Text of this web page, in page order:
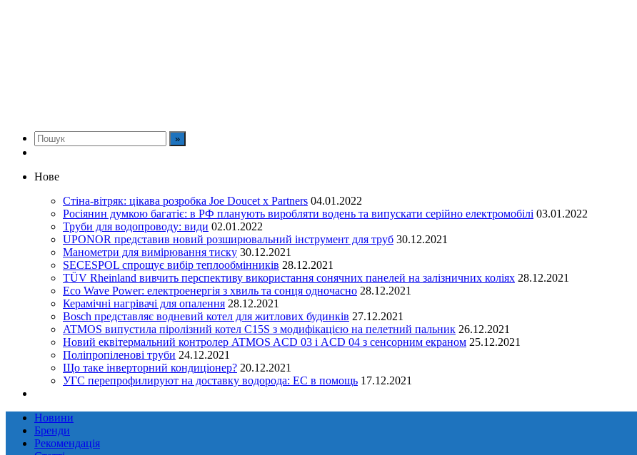
Нове
Стіна-вітряк: цікава розробка Joe Doucet x Partners 04.01.2022
Росіянин думкою багатіє: в РФ планують виробляти водень та випускати серійно електромобілі 03.01.2022
Труби для водопроводу: види 02.01.2022
UPONOR представив новий розширювальний інструмент для труб 30.12.2021
Манометри для вимірювання тиску 30.12.2021
SECESPOL спрощує вибір теплообмінників 28.12.2021
TÜV Rheinland вивчить перспективу використання сонячних панелей на залізничних коліях 28.12.2021
Eco Wave Power: електроенергія з хвиль та сонця одночасно 28.12.2021
Керамічні нагрівачі для опалення 28.12.2021
Bosch представляє водневий котел для житлових будинків 27.12.2021
ATMOS випустила піролізний котел C15S з модифікацією на пелетний пальник 26.12.2021
Новий еквітермальний контролер ATMOS ACD 03 і ACD 04 з сенсорним екраном 25.12.2021
Поліпропіленові труби 24.12.2021
Що таке інверторний кондиціонер? 20.12.2021
УГС перепрофилируют на доставку водорода: EC в помощь 17.12.2021
Новини
Бренди
Рекомендація